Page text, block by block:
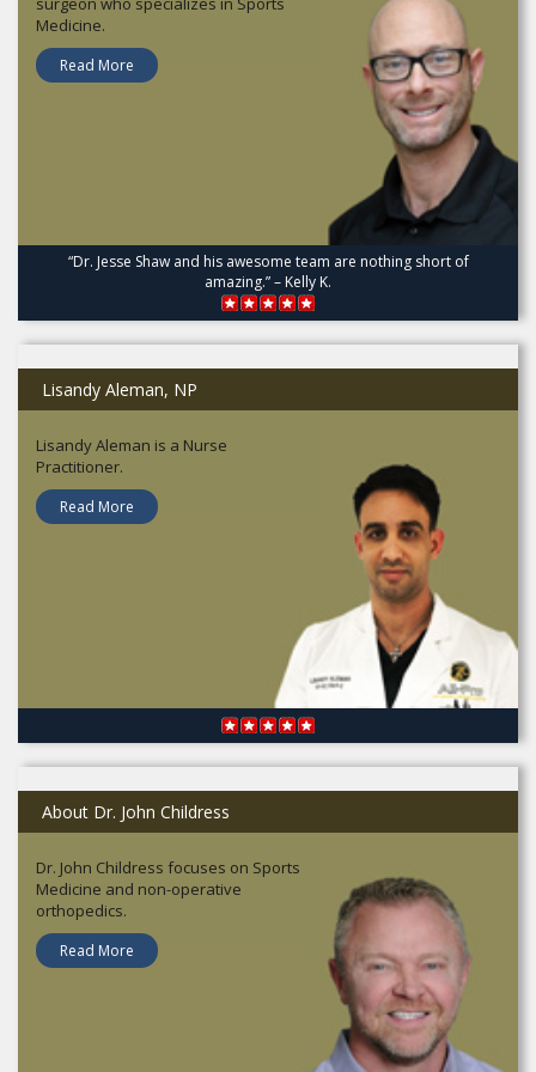
Medicine.
Read More
“Dr. Jesse Shaw and his awesome team are nothing short of
amazing.” – Kelly K.
Lisandy Aleman, NP
Lisandy Aleman is a Nurse
Practitioner.
Read More
About Dr. John Childress
Dr. John Childress focuses on Sports
Medicine and non-operative
orthopedics.
Read More